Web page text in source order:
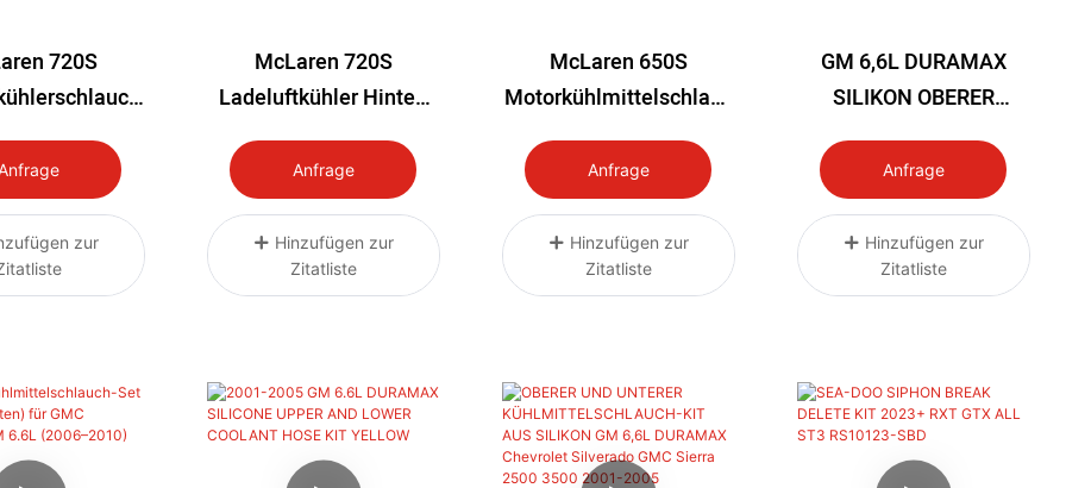
720S
(2018–
2023)
zur
McLaren 720S
Ladeluftkühler Hinten
Links (2018–2023)
Anfrage
Hinzufügen zur
Zitatliste
McLaren 650S
Motorkühlmittelschlauc
H Und
Heizungsschlauch Kit
Anfrage
Hinzufügen zur
Zitatliste
GM 6,6L DURAMAX
SILIKON OBERER
UNTERER
KÜHLMITTELSCHLAUC
H-KIT GMC Sierra
Chevrolet Silverado
2500 3500 2011-2016
Anfrage
Hinzufügen zur
Zitatliste